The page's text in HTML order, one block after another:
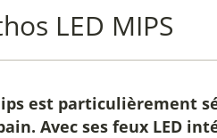
LED MIPS
est particulièrement
Avec ses feux LED